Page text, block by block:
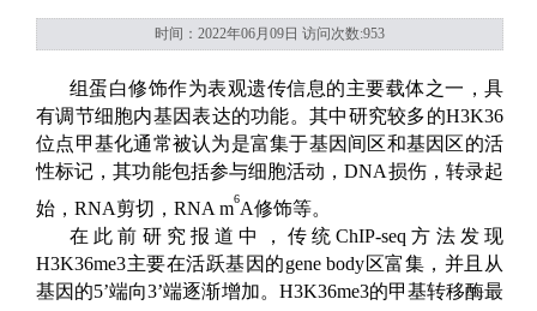
时间：2022年06月09日 访问次数:953
组蛋白修饰作为表观遗传信息的主要载体之一，具
有调节细胞内基因表达的功能。其中研究较多的H3K36
位点甲基化通常被认为是富集于基因间区和基因区的活
性标记，其功能包括参与细胞活动，DNA损伤，转录起
始， RNA剪切， RNA m6A修饰等。
在此前研究报道中，传统ChIP-seq 方法发现
H3K36me3主要在活跃基因的gene body区富集，并且从
基因的5’端向3’端逐渐增加。 H3K36me3的甲基转移酶最